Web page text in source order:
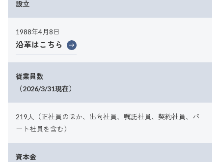
設立
1988年4月8日
沿革はこちら
従業員数
（2026/3/31現在）
219人（正社員のほか、出向社員、嘱託社員、契約社員、パ
ート社員を含む）
資本金